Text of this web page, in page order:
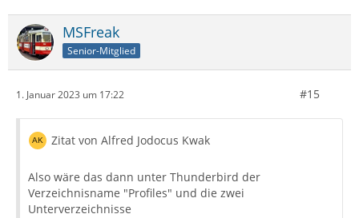
MSFreak
Senior-Mitglied
1. Januar 2023 um 17:22 #15
Zitat von Alfred Jodocus Kwak
Also wäre das dann unter Thunderbird der
Verzeichnisname "Profiles" und die zwei
Unterverzeichnisse